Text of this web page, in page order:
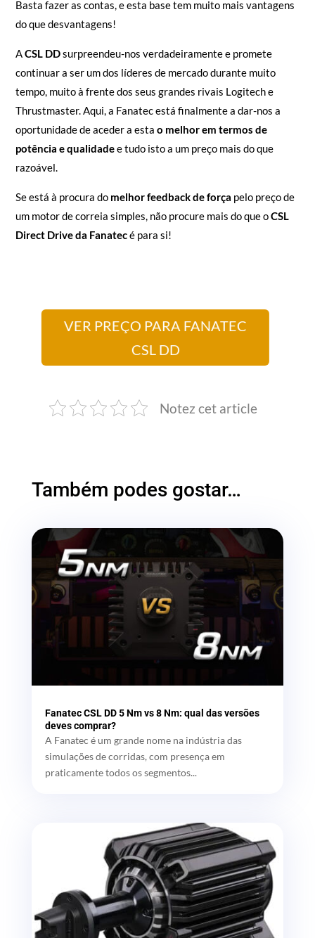
Basta fazer as contas, e esta base tem muito mais vantagens
do que desvantagens!
ACSL DDsurpreendeu-nos verdadeiramente e promete
continuar a ser um dos líderes de mercado durante muito
tempo, muito à frente dos seus grandes rivais Logitech e
Thrustmaster. Aqui, a Fanatec está finalmente a dar-nos a
oportunidade de aceder a esta o melhor em termos de
potência e qualidadee tudo isto a um preço mais do que
razoável.
Se está à procura domelhor feedback de força pelo preço de
um motor de correia simples, não procure mais do que oCSL
Direct Drive da Fanatecé para si!
VER PREÇO PARA FANATEC
CSL DD
Notez cet article
Também podes gostar…
Fanatec CSL DD 5 Nm vs 8 Nm: qual das versões
deves comprar?
A Fanatec é um grande nome na indústria das
simulações de corridas, com presença em
praticamente todos os segmentos...